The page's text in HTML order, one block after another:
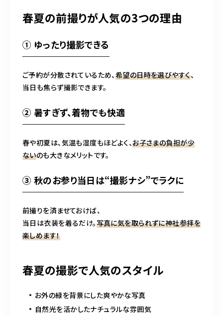
春夏の前撮りが人気の3つの理由
① ゆったり撮影できる
ご予約が分散されているため、 希望の日時を選びやすく、
当日も焦らず撮影できます。
② 暑すぎず、着物でも快適
春や初夏は、気温も湿度もほどよく、お子さまの負担が少
ないのも大きなメリットです。
③ 秋のお参り当日は“撮影ナシ”でラクに
前撮りを済ませておけば、
当日は衣装を着るだけ。写真に気を取られずに神社参拝を
楽しめます！
春夏の撮影で人気のスタイル
お外の緑を背景にした爽やかな写真
自然光を活かしたナチュラルな雰囲気